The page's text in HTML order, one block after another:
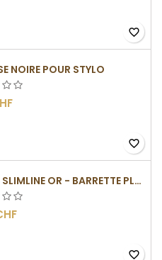
favorite_border
NOIRE POUR STYLO
favorite_border
STYLO SLIMLINE OR - BARRETTE PLATE
favorite_border